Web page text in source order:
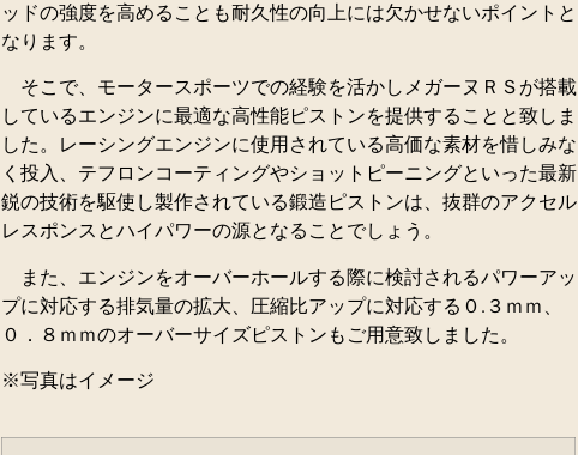
ッドの強度を高めることも耐久性の向上には欠かせないポイントと
なります。
そこで、モータースポーツでの経験を活かしメガーヌＲＳが搭載
しているエンジンに最適な高性能ピストンを提供することと致しま
した。レーシングエンジンに使用されている高価な素材を惜しみな
く投入、テフロンコーティングやショットピーニングといった最新
鋭の技術を駆使し製作されている鍛造ピストンは、抜群のアクセル
レスポンスとハイパワーの源となることでしょう。
また、エンジンをオーバーホールする際に検討されるパワーアッ
プに対応する排気量の拡大、圧縮比アップに対応する０.３ｍｍ、
０．８ｍｍのオーバーサイズピストンもご用意致しました。
※写真はイメージ